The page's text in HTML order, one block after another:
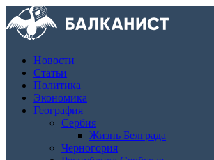
Новости
Статьи
Политика
Экономика
География
Сербия
Жизнь Белграда
Черногория